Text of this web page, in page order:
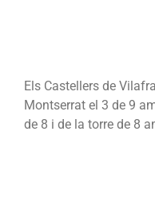
Els Castellers de
Montserrat el 3 de 9
de 8 i de la torre de 8